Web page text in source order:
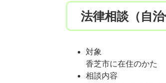
法律相談（自治
対象
香芝市に在住のかた
相談内容